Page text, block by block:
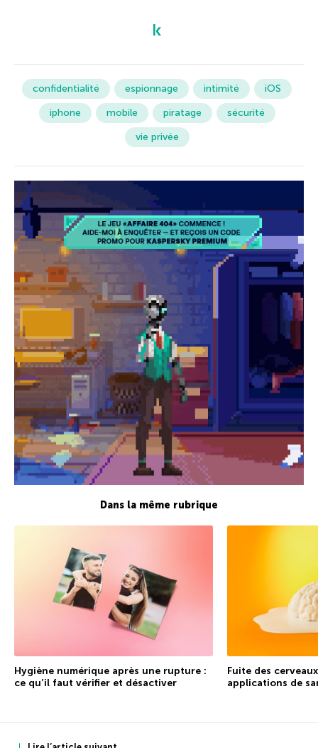
confidentialité espionnage intimité
iOS
iphone
mobile piratage
sécurité
vie privée
Dans la même rubrique
Hygiène numérique après une rupture :
ce qu’il faut vérifier et désactiver
Fuite des
applications de